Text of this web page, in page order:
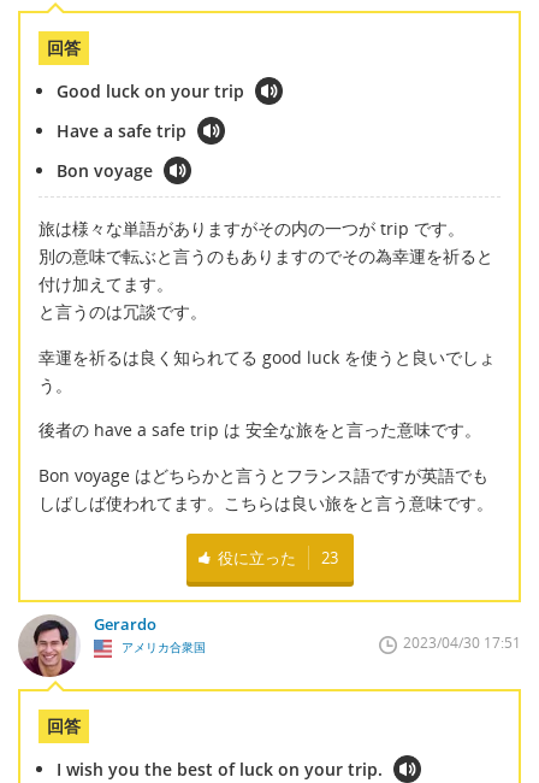
回答
Good luck on your trip
Have a safe trip
Bon voyage
旅は様々な単語がありますがその内の一つが trip です。
別の意味で転ぶと言うのもありますのでその為幸運を祈ると
付け加えてます。
と言うのは冗談です。
幸運を祈るは良く知られてる good luck を使うと良いでしょ
う。
後者の have a safe trip は 安全な旅をと言った意味です。
Bon voyage はどちらかと言うとフランス語ですが英語でも
しばしば使われてます。こちらは良い旅をと言う意味です。
役に立った 23
Gerardo
アメリカ合衆国 2023/04/30 17:51
回答
I wish you the best of luck on your trip.